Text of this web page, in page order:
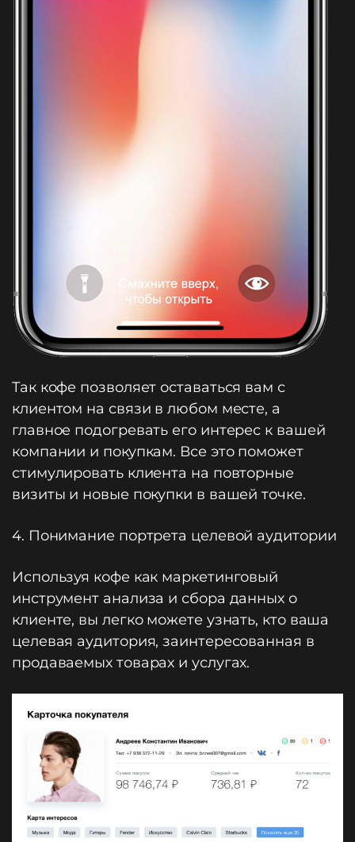
Так кофе позволяет оставаться вам с
клиентом на связи в любом месте, а
главное подогревать его интерес к вашей
компании и покупкам. Все это поможет
стимулировать клиента на повторные
визиты и новые покупки в вашей точке.
4. Понимание портрета целевой аудитории
Используя кофе как маркетинговый
инструмент анализа и сбора данных о
клиенте, вы легко можете узнать, кто ваша
целевая аудитория, заинтересованная в
продаваемых товарах и услугах.